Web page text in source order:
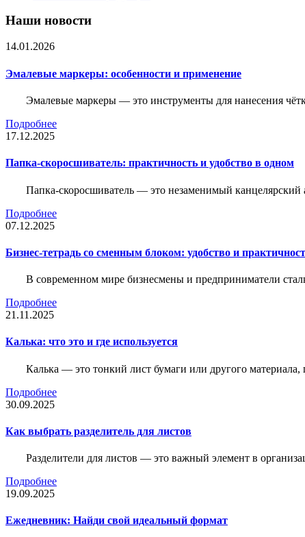
Наши новости
14.01.2026
Эмалевые маркеры: особенности и применение
Эмалевые маркеры — это инструменты для нанесения
Подробнее
17.12.2025
Папка-скоросшиватель: практичность и удобство в одном
Папка-скоросшиватель — это незаменимый канцелярский
Подробнее
07.12.2025
Бизнес-тетрадь со сменным блоком: удобство и
В современном мире бизнесмены и предприниматели
Подробнее
21.11.2025
Калька: что это и где используется
Калька — это тонкий лист бумаги или другого
Подробнее
30.09.2025
Как выбрать разделитель для листов
Разделители для листов — это важный элемент в
Подробнее
19.09.2025
Ежедневник: Найди свой идеальный формат